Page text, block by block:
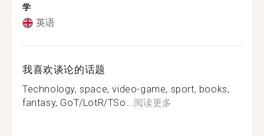
学
英语
我喜欢谈论的话题
Technology, space, video-game, sport, books,
fantasy, GoT/LotR/TSo...阅读更多